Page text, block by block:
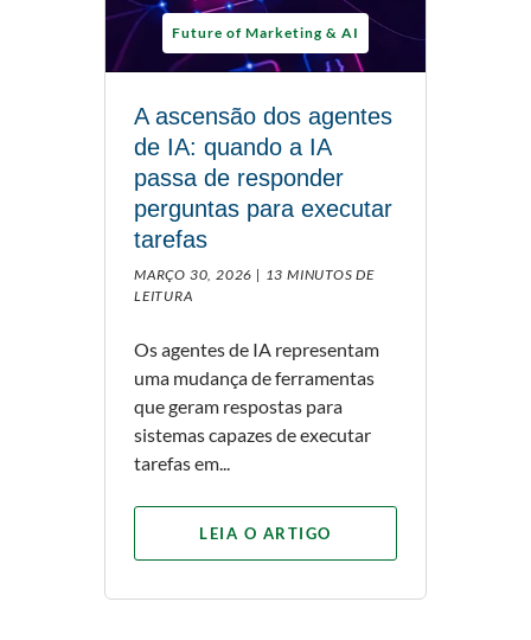
Future of Marketing & AI
A ascensão dos agentes
de IA: quando a IA
passa de responder
perguntas para executar
tarefas
MARÇO 30, 2026 | 13 MINUTOS DE
LEITURA
Os agentes de IA representam
uma mudança de ferramentas
que geram respostas para
sistemas capazes de executar
tarefas em...
LEIA O ARTIGO